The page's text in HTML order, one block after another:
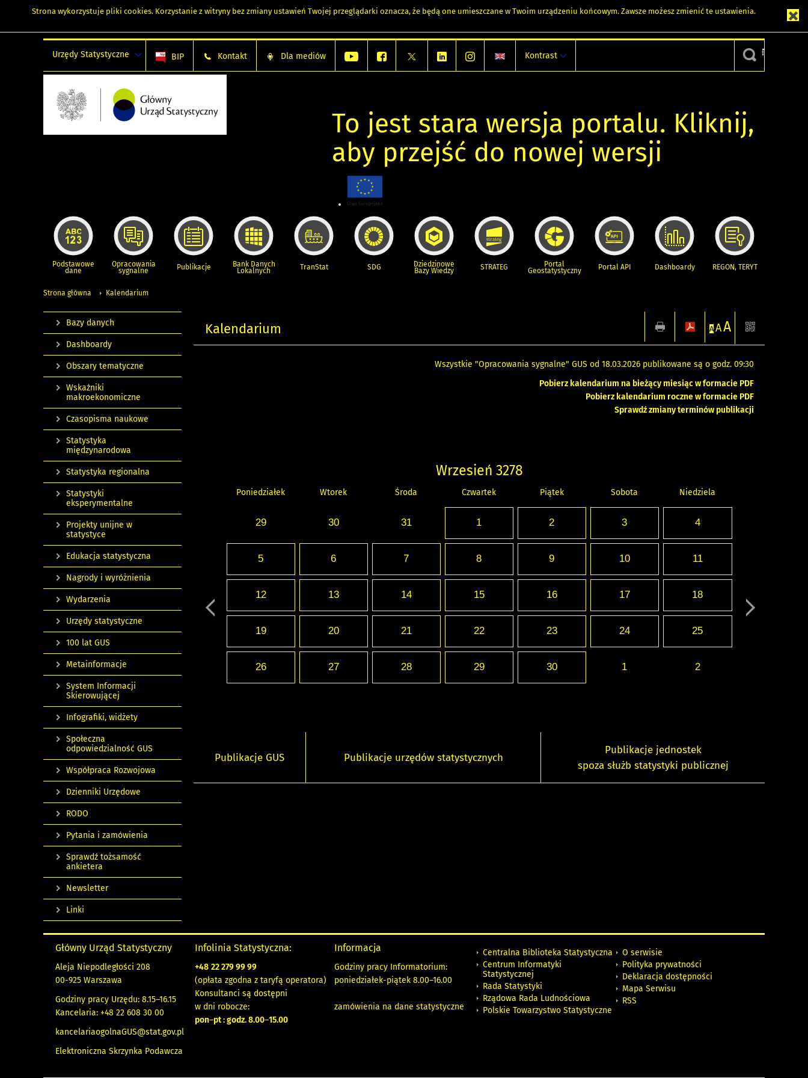
Strona wykorzystuje pliki cookies. Korzystanie z witryny bez zmiany ustawień Twojej przeglądarki oznacza, że będą one umieszczane w Twoim urządzeniu końcowym. Zawsze możesz zmienić te ustawienia.
Urzędy Statystyczne BIP Kontakt Dla mediów Kontrast
To jest stara wersja portalu. Kliknij,
aby przejść do nowej wersji
Podstawowe
dane
Opracowania
sygnalne Publikacje Bank Danych
Lokalnych TranStat SDG Dziedzinowe
Bazy Wiedzy STRATEG Portal
Geostatystyczny Portal API Dashboardy REGON, TERYT
Strona główna Kalendarium
Kalendarium A AA
Wszystkie "Opracowania sygnalne" GUS od 18.03.2026 publikowane są o godz. 09:30
Pobierz kalendarium na bieżący miesiąc w formacie PDF
Pobierz kalendarium roczne w formacie PDF
Sprawdź zmiany terminów publikacji
Wrzesień 3278
Poniedziałek Wtorek Środa Czwartek Piątek Sobota Niedziela
29 30 31 1 2 3 4
5 6 7 8 9 10 11
12 13 14 15 16 17 18
19 20 21 22 23 24 25
26 27 28 29 30 1 2
Publikacje GUS Publikacje urzędów statystycznych
Publikacje jednostek
spoza służb statystyki publicznej
Bazy danych
Dashboardy
Obszary tematyczne
Wskaźniki
makroekonomiczne
Czasopisma naukowe
Statystyka
międzynarodowa
Statystyka regionalna
Statystyki
eksperymentalne
Projekty unijne w
statystyce
Edukacja statystyczna
Nagrody i wyróżnienia
Wydarzenia
Urzędy statystyczne
100 lat GUS
Metainformacje
System Informacji
Skierowującej
Infografiki, widżety
Społeczna
odpowiedzialność GUS
Współpraca Rozwojowa
Dzienniki Urzędowe
RODO
Pytania i zamówienia
Sprawdź tożsamość
ankietera
Newsletter
Linki
Główny Urząd Statystyczny
Aleja Niepodległości 208
00-925 Warszawa
Godziny pracy Urzędu: 8.15–16.15
Kancelaria: +48 22 608 30 00
kancelariaogolnaGUS@stat.gov.pl
Elektroniczna Skrzynka Podawcza
Infolinia Statystyczna:
+48 22 279 99 99
(opłata zgodna z taryfą operatora)
Konsultanci są dostępni
w dni robocze:
pon–pt : godz. 8.00–15.00
Informacja
Godziny pracy Informatorium:
poniedziałek-piątek 8.00–16.00
zamówienia na dane statystyczne
Centralna Biblioteka Statystyczna
Centrum Informatyki
Statystycznej
Rada Statystyki
Rządowa Rada Ludnościowa
Polskie Towarzystwo Statystyczne
O serwisie
Polityka prywatności
Deklaracja dostępności
Mapa Serwisu
RSS